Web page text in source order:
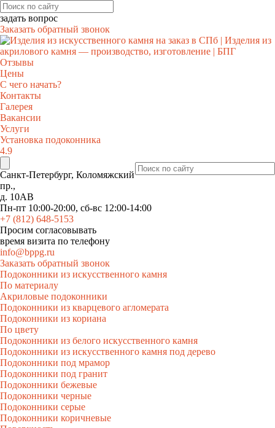
задать вопрос
Заказать обратный звонок
Отзывы
Цены
С чего начать?
Контакты
Галерея
Вакансии
Услуги
Установка подоконника
4.9
Санкт-Петербург, Коломяжский
пр.,
д. 10АВ
Пн-пт 10:00-20:00, сб-вс 12:00-14:00
+7 (812) 648-5153
Просим согласовывать
время визита по телефону
info@bppg.ru
Заказать обратный звонок
Подоконники из искусственного камня
По материалу
Акриловые подоконники
Подоконники из кварцевого агломерата
Подоконники из кориана
По цвету
Подоконники из белого искусственного камня
Подоконники из искусственного камня под дерево
Подоконники под мрамор
Подоконники под гранит
Подоконники бежевые
Подоконники черные
Подоконники серые
Подоконники коричневые